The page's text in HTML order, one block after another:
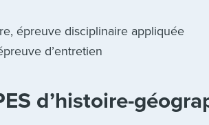
épreuve disciplinaire appliquée
d’entretien
d’histoire-